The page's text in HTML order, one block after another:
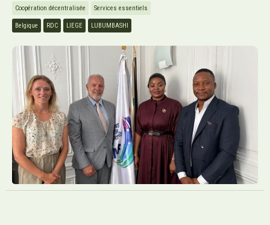
Coopération décentralisée Services essentiels
Belgique RDC LIEGE LUBUMBASHI